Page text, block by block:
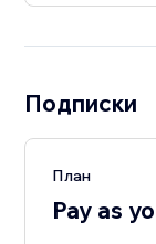
Подписки
План
Pay as